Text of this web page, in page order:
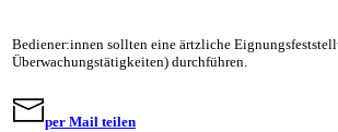
Bediener:innen sollten eine ärtzliche
Überwachungstätigkeiten) durchführen.
per Mail teilen